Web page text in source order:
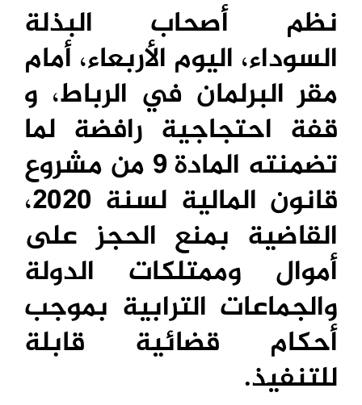
نظم أصحاب البذلة
السوداء، اليوم الأربعاء، أمام
مقر البرلمان في الرباط، و
قفة احتجاجية رافضة لما
تضمنته المادة 9 من مشروع
قانون المالية لسنة 2020،
القاضية بمنع الحجز على
أموال وممتلكات الدولة
والجماعات الترابية بموجب
أحكام قضائية قابلة
للتنفيذ.